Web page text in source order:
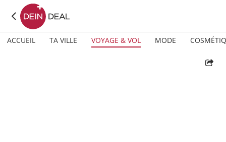
ACCUEIL TA VILLE VOYAGE & VOL MODE